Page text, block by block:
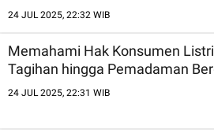
24 JUL 2025, 22:32 WIB
Memahami Hak Konsumen
Tagihan hingga Pemadaman
24 JUL 2025, 22:31 WIB